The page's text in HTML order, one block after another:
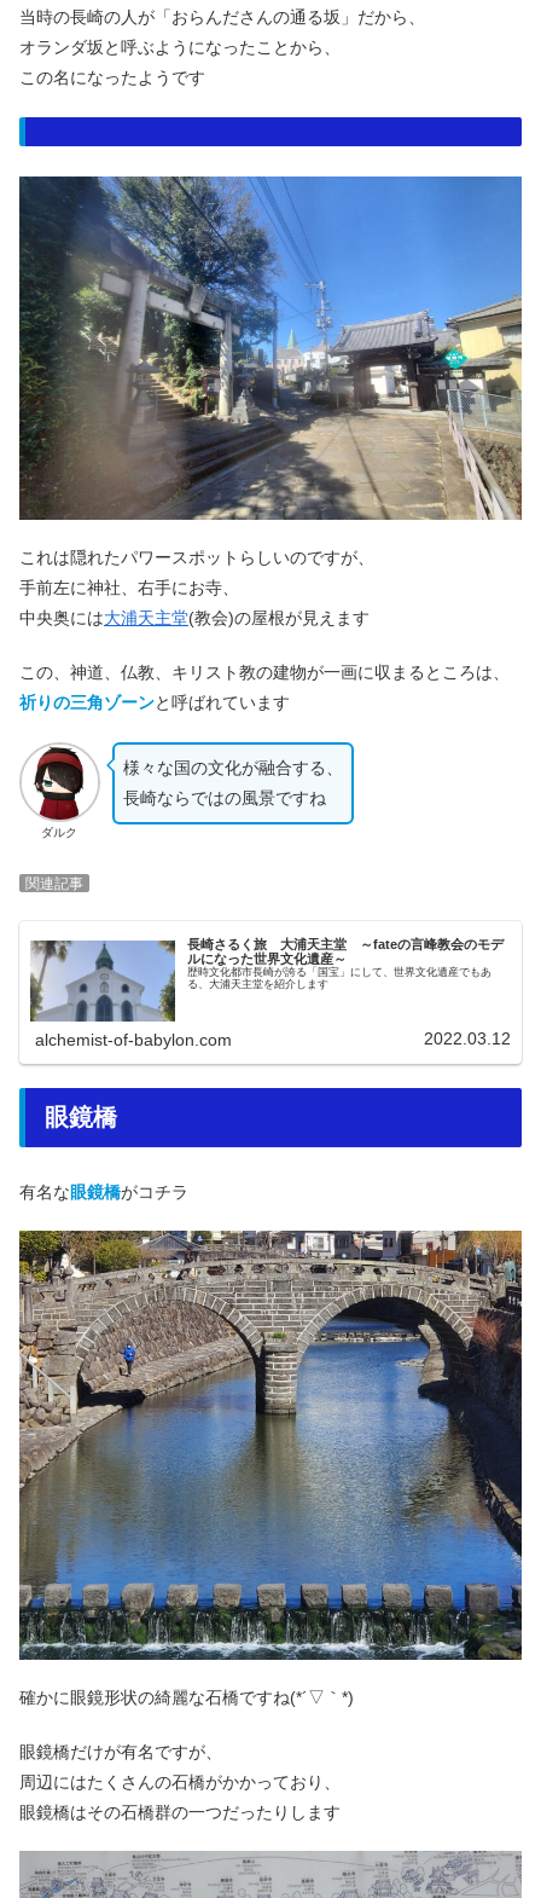
当時の長崎の人が「おらんださんの通る坂」だから、
オランダ坂と呼ぶようになったことから、
この名になったようです
これは隠れたパワースポットらしいのですが、
手前左に神社、右手にお寺、
中央奥には大浦天主堂(教会)の屋根が見えます
この、神道、仏教、キリスト教の建物が一画に収まるところは、
祈りの三角ゾーンと呼ばれています
ダルク
様々な国の文化が融合する、
長崎ならではの風景ですね
関連記事
長崎さるく旅 大浦天主堂 ～fateの言峰教会のモデ
ルになった世界文化遺産～
歴時文化都市長崎が誇る「国宝」にして、世界文化遺産でもあ
る、大浦天主堂を紹介します
alchemist-of-babylon.com 2022.03.12
眼鏡橋
有名な眼鏡橋がコチラ
確かに眼鏡形状の綺麗な石橋ですね(*´▽｀*)
眼鏡橋だけが有名ですが、
周辺にはたくさんの石橋がかかっており、
眼鏡橋はその石橋群の一つだったりします